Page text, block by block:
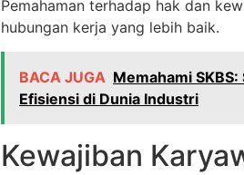
Pemahaman terhadap hak dan
hubungan kerja yang lebih baik.
BACA JUGA Memahami
Efisiensi di Dunia Industri
Kewajiban